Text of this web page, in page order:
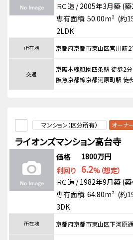
ＲＣ造 / 2005年3月築 (
専有面積: 50.00m² (約
2LDK
所在地 京都府京都市東山区宮川筋
交通
京阪本線祇園四条駅 徒歩2分
阪急京都線京都河原町駅 徒
マンション（区分所有） オーナ
ライオンズマンション高台寺
価格
1800万円
利回り 6.2%（想定）
ＲＣ造 / 1982年9月築 (
専有面積: 64.80m² (約
3DK
所在地 京都府京都市東山区下河原